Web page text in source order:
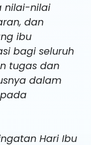
nilai-nilai
dan
ibu
bagi seluruh
tugas dan
dalam
Hari Ibu